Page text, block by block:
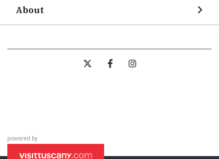
About
powered by